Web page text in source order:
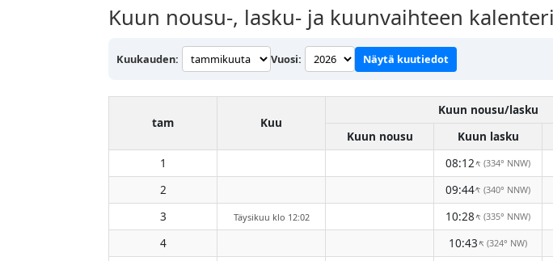
Kuun nousu-, lasku- ja kuunvaihteen
Kuukauden: Vuosi: Näytä kuutiedot
tam Kuu
Kuun nousu/lasku
Kuun nousu
Kuun lasku
1
08:12↑(334° NNW)
2
09:44↑ (340° NNW)
3
Täysikuu klo 12:02 10:28↑(335° NNW)
4
10:43↑(324° NW)